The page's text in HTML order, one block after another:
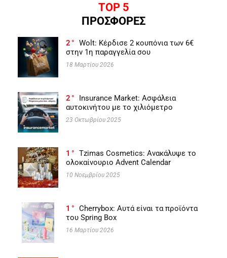
TOP 5
ΠΡΟΣΦΟΡΕΣ
2
Wolt: Κέρδισε 2 κουπόνια των 6€
στην 1η παραγγελία σου
18 Μαρτίου 2026
2
Insurance Market: Ασφάλεια
αυτοκινήτου με το χιλιόμετρο
23 Οκτωβρίου 2025
1
Tzimas Cosmetics: Ανακάλυψε το
ολοκαίνουριο Advent Calendar
10 Νοεμβρίου 2025
1
Cherrybox: Αυτά είναι τα προϊόντα
του Spring Box
16 Μαρτίου 2026